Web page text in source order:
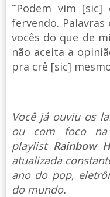
˜Podem vim
fervendo.
vocês do que de
não aceita a
pra crê [sic]
Você já ouviu os
ou com foco na
playlist Rainbow
atualizada
ano do pop,
do mundo.